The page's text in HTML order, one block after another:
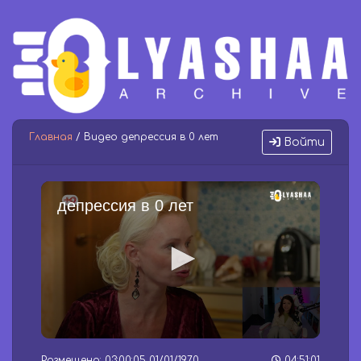
Войти
Главная / Видео депрессия в 0 лет
депрессия в 0 лет
s